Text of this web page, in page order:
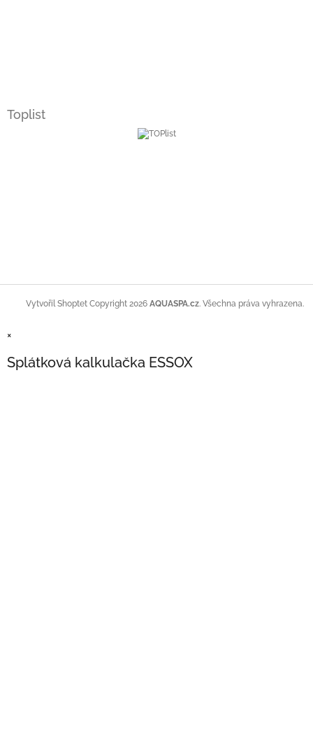
Toplist
Vytvořil Shoptet Copyright 2026 AQUASPA.cz. Všechna práva vyhrazena.
×
Splátková kalkulačka ESSOX